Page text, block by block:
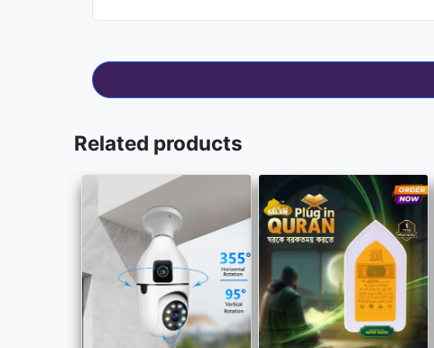
Related products